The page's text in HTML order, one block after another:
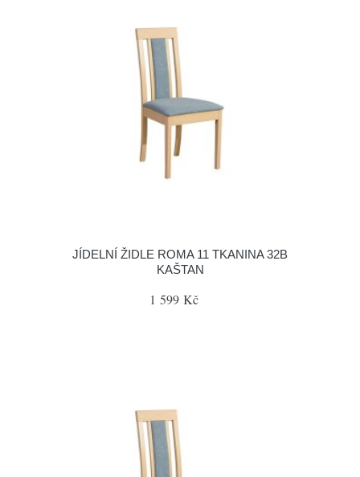
JÍDELNÍ ŽIDLE ROMA 11 TKANINA 32B
KAŠTAN
1 599 Kč